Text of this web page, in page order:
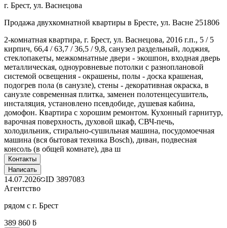
г. Брест, ул. Васнецова
Продажа двухкомнатной квартиры в Бресте, ул. Васне 251806
2-комнатная квартира, г. Брест, ул. Васнецова, 2016 г.п., 5 / 5
кирпич, 66,4 / 63,7 / 36,5 / 9,8, санузел раздельный, лоджия,
стеклопакеты, межкомнатные двери - экошпон, входная дверь
металлическая, одноуровневые потолки с разноплановой
системой освещения - окрашены, полы - доска крашеная,
подогрев пола (в санузле), стены - декоративная окраска, в
санузле современная плитка, заменен полотенцесушитель,
инсталяция, установлено псевдобиде, душевая кабина,
домофон. Квартира с хорошим ремонтом. Кухонный гарнитур,
варочная поверхность, духовой шкаф, СВЧ-печь,
холодильник, стирально-сушильная машина, посудомоечная
машина (вся бытовая техника Bosch), диван, подвесная
консоль (в общей комнате), два ш
Контакты
Написать
14.07.2026 ID 3897083
Агентство
рядом с г. Брест
389 860 ƃ